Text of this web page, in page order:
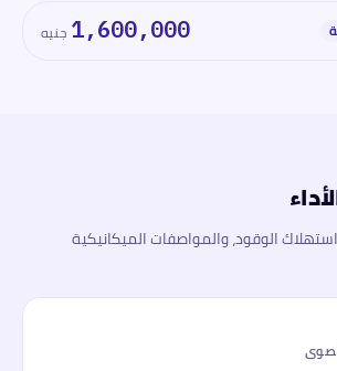
1,600,000 جنيه
الوقود، والمواصفات الميكانيكية